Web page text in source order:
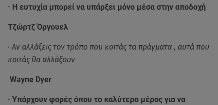
· Η ευτυχία μπορεί να υπάρξει μόνο μέσα στην αποδοχή
Τζώρτζ Όργουελ
· Αν αλλάξεις τον τρόπο που κοιτάς τα πράγματα , αυτά που
κοιτάς θα αλλάξουν
Wayne Dyer
· Yπάρχουν φορές όπου το καλύτερο μέρος για να